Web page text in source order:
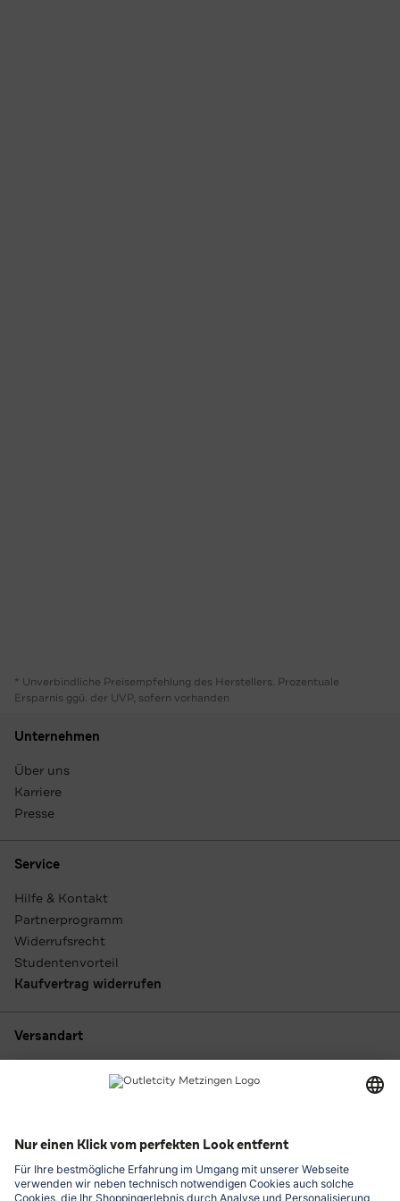
* Unverbindliche Preisempfehlung des Herstellers. Prozentuale
Ersparnis ggü. der UVP, sofern vorhanden
Unternehmen
Über uns
Karriere
Presse
Service
Hilfe & Kontakt
Partnerprogramm
Widerrufsrecht
Studentenvorteil
Kaufvertrag widerrufen
Versandart